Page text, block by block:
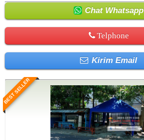
Chat Whatsapp
Telphone
Kirim Email
BEST SELLER